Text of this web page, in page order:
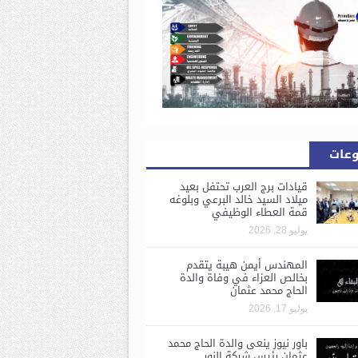
قيادات برج العرب تحتفل بعيد
ميلاد السيد خالد البرعي وبلوغه
قمة العطاء الوظيفي
يوليو 28, 2026
المهندس أيمن هيبة يتقدم
بخالص العزاء في وفاة والدة
الحاج محمد عثمان
يوليو 17, 2026
باور نيوز ينعى والدة الحاج محمد